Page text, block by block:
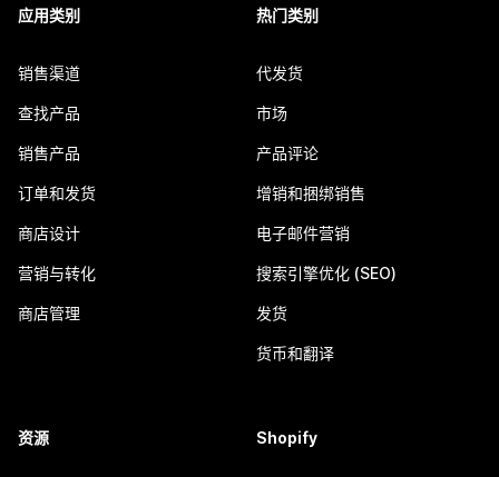
应用类别
销售渠道
查找产品
销售产品
订单和发货
商店设计
营销与转化
商店管理
热门类别
代发货
市场
产品评论
增销和捆绑销售
电子邮件营销
搜索引擎优化 (SEO)
发货
货币和翻译
资源 Shopify